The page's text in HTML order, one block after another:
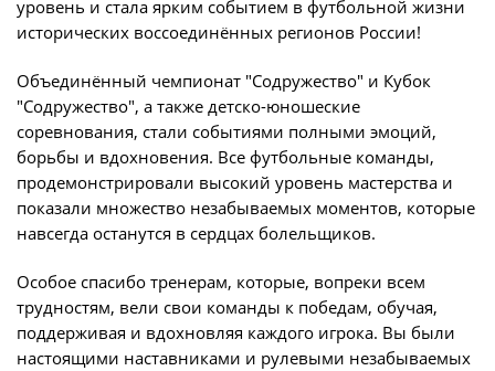
Новости
О турнире
Кубок Объединенного Чемпионата по
футболу "Содружество"
Календарь и результаты матчей
Турнирные таблицы
Статистика
Команды
Игроки
Юрист
Бухгалтерия
Служба безопасности
Пресс-служба
Отдел информационных технологий
Комитеты
Инспекторско-судейский комитет
Контрольно-дисциплинарный комитет
уровень и стала ярким событием в футбольной жизни
исторических воссоединённых регионов России!
Объединённый чемпионат "Содружество" и Кубок
"Содружество", а также детско-юношеские
соревнования, стали событиями полными эмоций,
борьбы и вдохновения. Все футбольные команды,
продемонстрировали высокий уровень мастерства и
показали множество незабываемых моментов, которые
навсегда останутся в сердцах болельщиков.
Особое спасибо тренерам, которые, вопреки всем
трудностям, вели свои команды к победам, обучая,
поддерживая и вдохновляя каждого игрока. Вы были
настоящими наставниками и рулевыми незабываемых